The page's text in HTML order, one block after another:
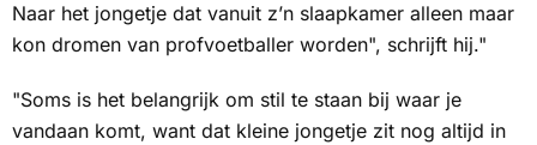
Naar het jongetje dat vanuit z’n slaapkamer alleen maar
kon dromen van profvoetballer worden", schrijft hij."
"Soms is het belangrijk om stil te staan bij waar je
vandaan komt, want dat kleine jongetje zit nog altijd in